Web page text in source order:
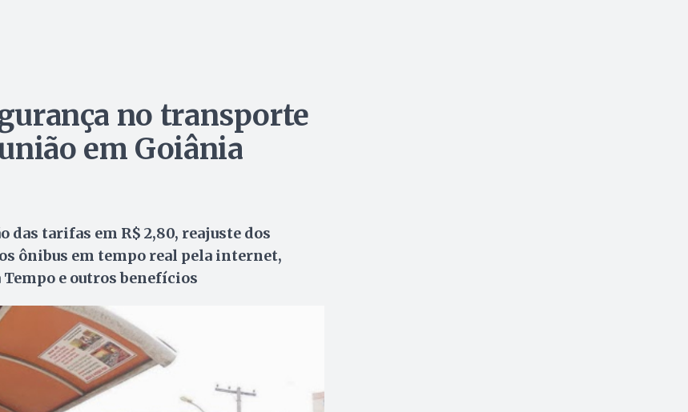
no transporte
em Goiânia
das tarifas em R$ 2,80, reajuste dos
ônibus em tempo real pela internet,
e outros benefícios